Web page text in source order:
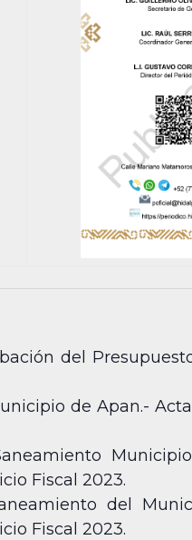
del
de Apan.-
Fiscal 2023.
del
Fiscal 2023.